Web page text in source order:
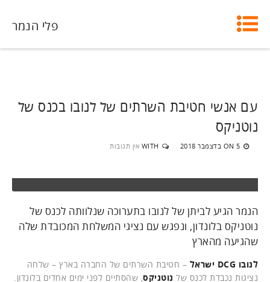
פלי הנמר
עם אנשי חטיבת השרתים של לנובו בכנס של
נוטניקס
ON 5 בדצמבר 2018 WITH אין תגובות
הנמר הגיע לביתן של לנובו בתערוכה שנלוותה לכנס של
נוטניקס בלונדון, ונפגש עם נציגי המשלחת המכובדת שלה
שהגיעה מהארץ
לנובו DCG ישראל
– חטיבת השרתים של החברה בארץ – שלחה
נציגות נכבדת לכנס של נוטניקס, שהסתיים לפני ימים אחדים בלונדון.